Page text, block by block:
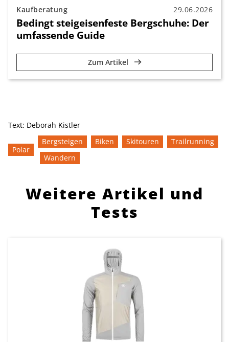
Kaufberatung 29.06.2026
Bedingt steigeisenfeste Bergschuhe: Der
umfassende Guide
Zum Artikel
Text: Deborah Kistler
Polar
Bergsteigen Biken Skitouren
Trailrunning
Wandern
Weitere Artikel und
Tests